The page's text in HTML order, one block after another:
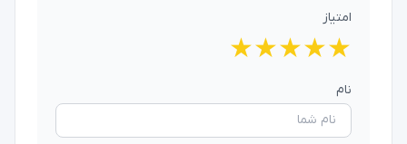
امتیاز
★
★
★
★
★
نام